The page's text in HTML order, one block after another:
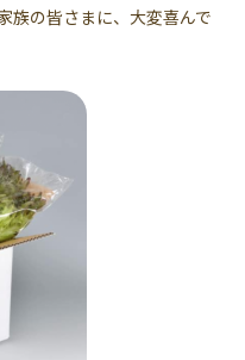
族の皆さまに、大変喜んで